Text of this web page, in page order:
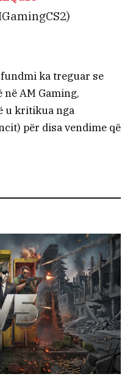
ka treguar se
në AM Gaming,
u kritikua nga
për disa vendime që